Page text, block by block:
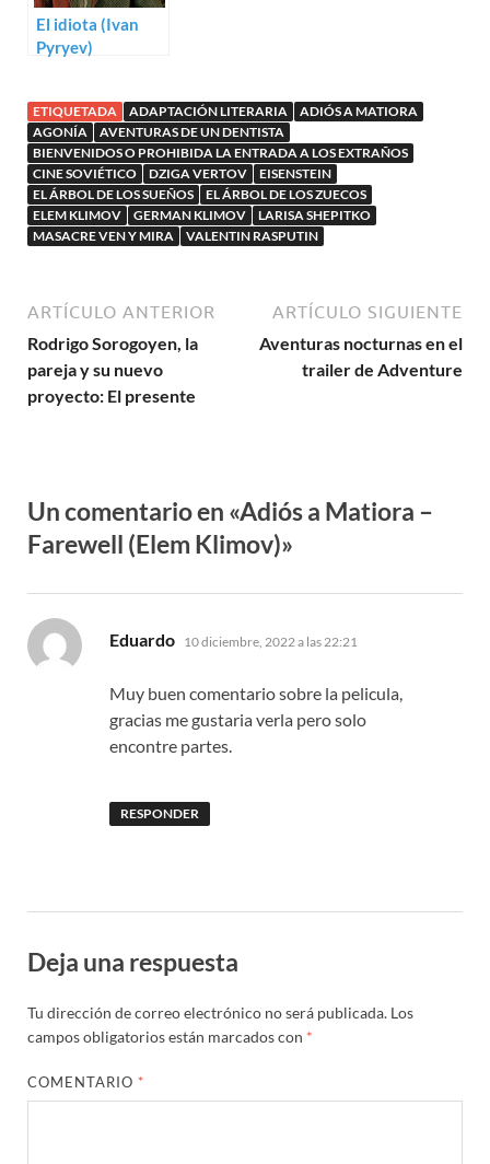
El idiota (Ivan
Pyryev)
ETIQUETADA ADAPTACIÓN LITERARIA
ADIÓS A MATIORA
AGONÍA
AVENTURAS DE UN DENTISTA
BIENVENIDOS O PROHIBIDA LA ENTRADA A LOS EXTRAÑOS
CINE SOVIÉTICO
DZIGA VERTOV
EISENSTEIN
EL ÁRBOL DE LOS SUEÑOS
EL ÁRBOL DE LOS ZUECOS
ELEM KLIMOV
GERMAN KLIMOV
LARISA SHEPITKO
MASACRE VEN Y MIRA
VALENTIN RASPUTIN
ARTÍCULO ANTERIOR
Rodrigo Sorogoyen, la
pareja y su nuevo
proyecto: El presente
ARTÍCULO SIGUIENTE
Aventuras nocturnas en el
trailer de Adventure
Un comentario en «Adiós a Matiora –
Farewell (Elem Klimov)»
Eduardo dice:
10 diciembre, 2022 a las 22:21
Muy buen comentario sobre la pelicula,
gracias me gustaria verla pero solo
encontre partes.
RESPONDER
Deja una respuesta
Tu dirección de correo electrónico no será publicada. Los
campos obligatorios están marcados con *
COMENTARIO *